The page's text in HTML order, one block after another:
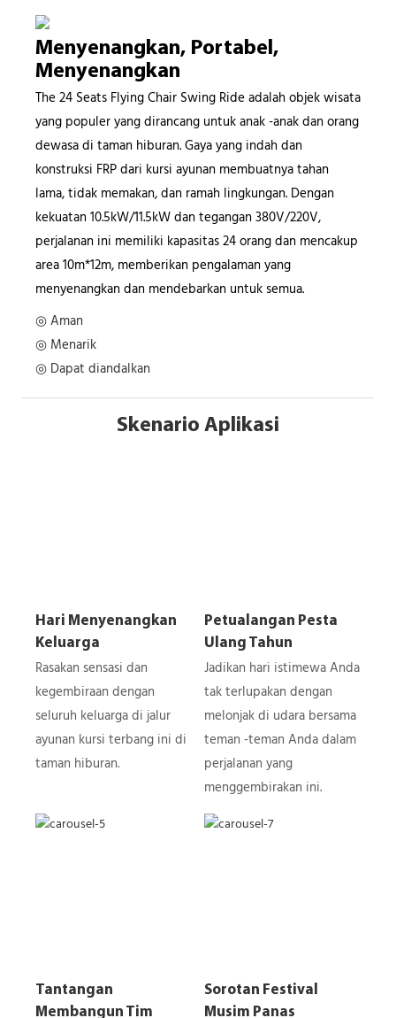
Menyenangkan, Portabel,
Menyenangkan
The 24 Seats Flying Chair Swing Ride adalah objek wisata
yang populer yang dirancang untuk anak -anak dan orang
dewasa di taman hiburan. Gaya yang indah dan
konstruksi FRP dari kursi ayunan membuatnya tahan
lama, tidak memakan, dan ramah lingkungan. Dengan
kekuatan 10.5kW/11.5kW dan tegangan 380V/220V,
perjalanan ini memiliki kapasitas 24 orang dan mencakup
area 10m*12m, memberikan pengalaman yang
menyenangkan dan mendebarkan untuk semua.
◎ Aman
◎ Menarik
◎ Dapat diandalkan
Skenario Aplikasi
Hari Menyenangkan
Keluarga
Rasakan sensasi dan
kegembiraan dengan
seluruh keluarga di jalur
ayunan kursi terbang ini di
taman hiburan.
Petualangan Pesta
Ulang Tahun
Jadikan hari istimewa Anda
tak terlupakan dengan
melonjak di udara bersama
teman -teman Anda dalam
perjalanan yang
menggembirakan ini.
Tantangan
Membangun Tim
Sorotan Festival
Musim Panas